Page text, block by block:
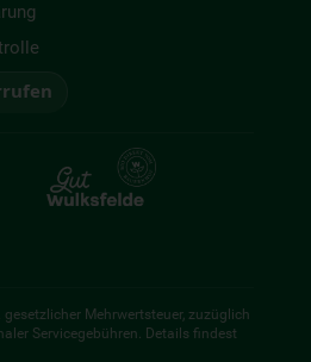
Mehrwertsteuer, zuzüglich
Servicegebühren. Details findest